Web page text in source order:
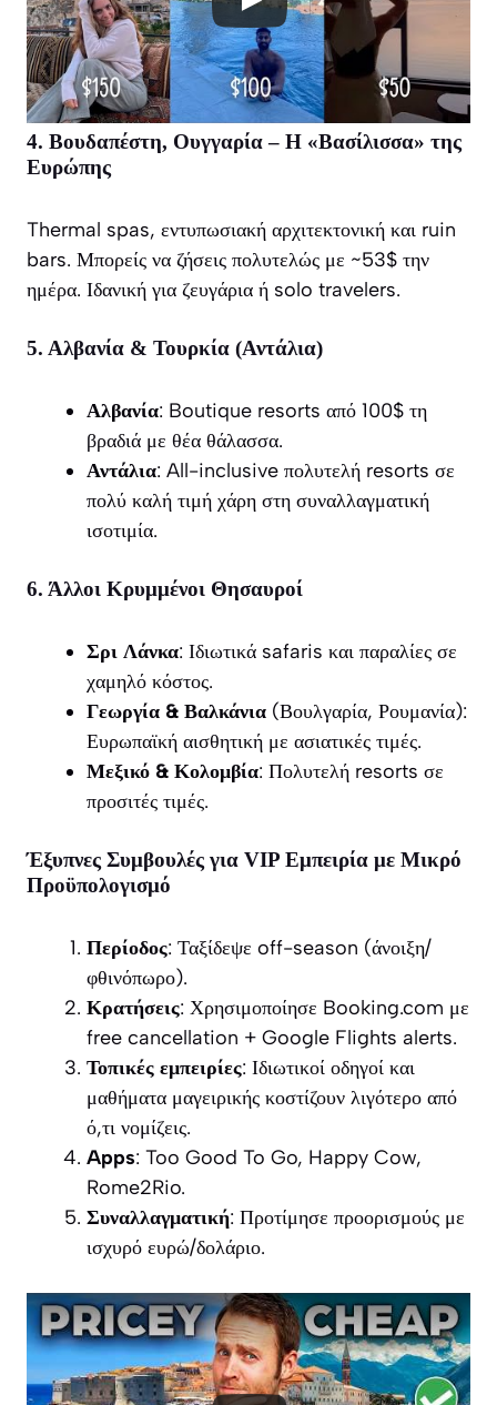
4. Βουδαπέστη, Ουγγαρία – Η «Βασίλισσα» της
Ευρώπης
Thermal spas, εντυπωσιακή αρχιτεκτονική και ruin
bars. Μπορείς να ζήσεις πολυτελώς με ~53$ την
ημέρα. Ιδανική για ζευγάρια ή solo travelers.
5. Αλβανία & Τουρκία (Αντάλια)
Αλβανία: Boutique resorts από 100$ τη
βραδιά με θέα θάλασσα.
Αντάλια: All-inclusive πολυτελή resorts σε
πολύ καλή τιμή χάρη στη συναλλαγματική
ισοτιμία.
6. Άλλοι Κρυμμένοι Θησαυροί
Σρι Λάνκα: Ιδιωτικά safaris και παραλίες σε
χαμηλό κόστος.
Γεωργία & Βαλκάνια (Βουλγαρία, Ρουμανία):
Ευρωπαϊκή αισθητική με ασιατικές τιμές.
Μεξικό & Κολομβία: Πολυτελή resorts σε
προσιτές τιμές.
Έξυπνες Συμβουλές για VIP Εμπειρία με Μικρό
Προϋπολογισμό
Περίοδος: Ταξίδεψε off-season (άνοιξη/
φθινόπωρο).
Κρατήσεις: Χρησιμοποίησε Booking.com με
free cancellation + Google Flights alerts.
Τοπικές εμπειρίες: Ιδιωτικοί οδηγοί και
μαθήματα μαγειρικής κοστίζουν λιγότερο από
ό,τι νομίζεις.
Apps: Too Good To Go, Happy Cow,
Rome2Rio.
Συναλλαγματική: Προτίμησε προορισμούς με
ισχυρό ευρώ/δολάριο.